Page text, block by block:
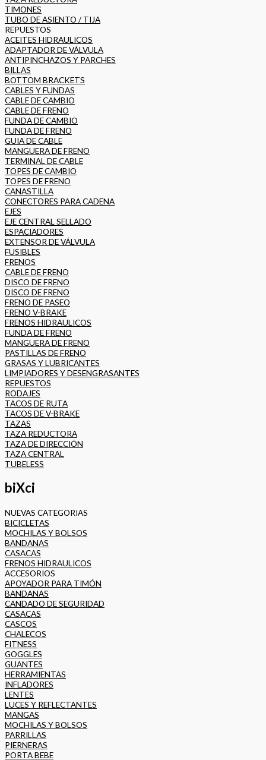
TIMONES
TUBO DE ASIENTO / TIJA
REPUESTOS
ACEITES HIDRAULICOS
ADAPTADOR DE VÁLVULA
ANTIPINCHAZOS Y PARCHES
BILLAS
BOTTOM BRACKETS
CABLES Y FUNDAS
CABLE DE CAMBIO
CABLE DE FRENO
FUNDA DE CAMBIO
FUNDA DE FRENO
GUIA DE CABLE
MANGUERA DE FRENO
TERMINAL DE CABLE
TOPES DE CAMBIO
TOPES DE FRENO
CANASTILLA
CONECTORES PARA CADENA
EJES
EJE CENTRAL SELLADO
ESPACIADORES
EXTENSOR DE VÁLVULA
FUSIBLES
FRENOS
CABLE DE FRENO
DISCO DE FRENO
DISCO DE FRENO
FRENO DE PASEO
FRENO V-BRAKE
FRENOS HIDRAULICOS
FUNDA DE FRENO
MANGUERA DE FRENO
PASTILLAS DE FRENO
GRASAS Y LUBRICANTES
LIMPIADORES Y DESENGRASANTES
REPUESTOS
RODAJES
TACOS DE RUTA
TACOS DE V-BRAKE
TAZAS
TAZA REDUCTORA
TAZA DE DIRECCIÓN
TAZA CENTRAL
TUBELESS
biXci
NUEVAS CATEGORIAS
BICICLETAS
MOCHILAS Y BOLSOS
BANDANAS
CASACAS
FRENOS HIDRAULICOS
ACCESORIOS
APOYADOR PARA TIMÓN
BANDANAS
CANDADO DE SEGURIDAD
CASACAS
CASCOS
CHALECOS
FITNESS
GOGGLES
GUANTES
HERRAMIENTAS
INFLADORES
LENTES
LUCES Y REFLECTANTES
MANGAS
MOCHILAS Y BOLSOS
PARRILLAS
PIERNERAS
PORTA BEBE